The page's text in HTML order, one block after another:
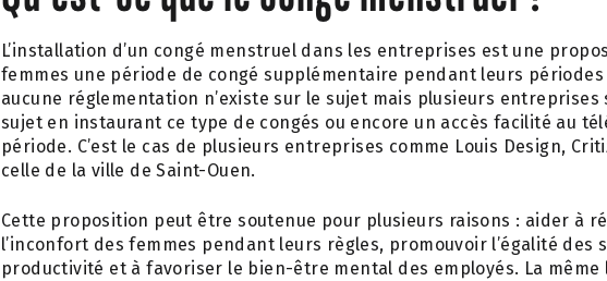
L’installation d’un congé menstruel dans les entreprises est une
femmes une période de congé supplémentaire pendant leurs périodes
aucune réglementation n’existe sur le sujet mais plusieurs entreprises
sujet en instaurant ce type de congés ou encore un accès facilité au
période. C’est le cas de plusieurs entreprises comme Louis Design,
celle de la ville de Saint-Ouen.
Cette proposition peut être soutenue pour plusieurs raisons : aider à
l’inconfort des femmes pendant leurs règles, promouvoir l’égalité des
productivité et à favoriser le bien-être mental des employés. La